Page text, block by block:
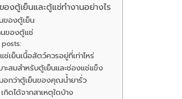
องตู้เย็นและตู้แช่ทำงานอย่างไร
ของตู้เย็น
นของตู้แช่
เย็นเนื้อสัตว์ควรอยู่ที่เท่าไหร่
ะสมสำหรับตู้เย็นและช่องแช่แข็ง
ว่าตู้เย็นของคุณน้ำยารั่ว
กิดได้จากสาเหตุใดบ้าง